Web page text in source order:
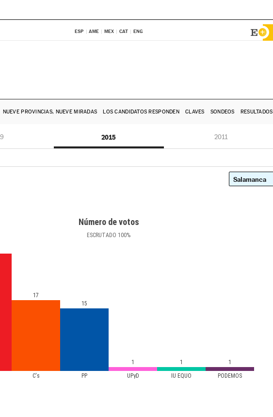
ESP AME MEX CAT ENG
NUEVE PROVINCIAS, NUEVE MIRADAS LOS CANDIDATOS RESPONDEN CLAVES SONDEOS RESULTADOS
2015 2011
Número de votos
ESCRUTADO 100%
C's PP UPyD IU EQUO PODEMOS
17
15
1 1 1